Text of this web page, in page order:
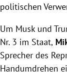
politischen
Um Musk und
Nr. 3 im Staat,
Sprecher des
Handumdrehen